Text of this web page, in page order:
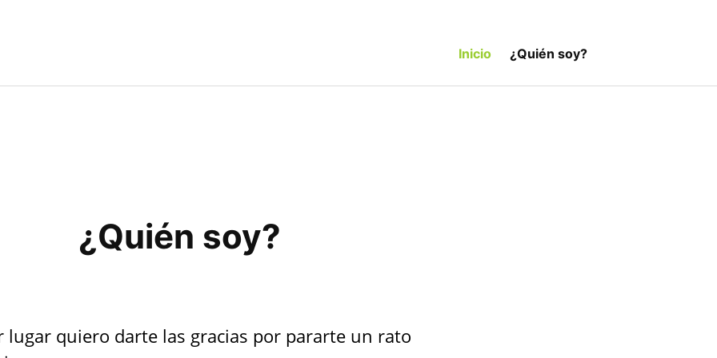
Inicio ¿Quién soy?
¿Quién soy?
lugar quiero darte las gracias por pararte un rato